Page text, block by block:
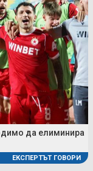
да елиминира
ЕКСПЕРТЪТ ГОВОРИ